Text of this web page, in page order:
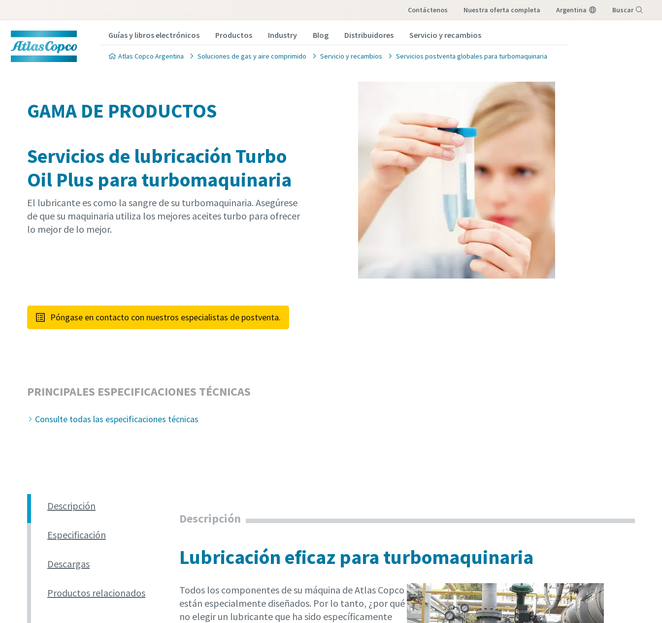
Contáctenos nuestra oferta completa Argentina Buscar
Guías y libros electrónicos Productos Industry Blog Distribuidores Servicio y recambios
Atlas Copco Argentina Soluciones de gas y aire comprimido Servicio y recambios Servicios postventa globales para turbomaquinaria
GAMA DE PRODUCTOS
Servicios de lubricación Turbo
Oil Plus para turbomaquinaria
El lubricante es como la sangre de su turbomaquinaria. Asegúrese
de que su maquinaria utiliza los mejores aceites turbo para ofrecer
lo mejor de lo mejor.
Póngase en contacto con nuestros especialistas de postventa.
PRINCIPALES ESPECIFICACIONES TÉCNICAS
Consulte todas las especificaciones técnicas
Descripción
Especificación
Descargas
Productos relacionados
Descripción
Lubricación eficaz para turbomaquinaria
Todos los componentes de su máquina de Atlas Copco
están especialmente diseñados. Por lo tanto, ¿por qué
no elegir un lubricante que ha sido específicamente